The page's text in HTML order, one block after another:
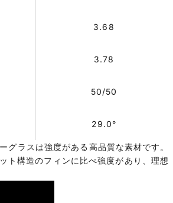
3.68
3.78
50/50
29.0°
ラスは強度がある高品質な素材です。
ト構造のフィンに比べ強度があり、理想